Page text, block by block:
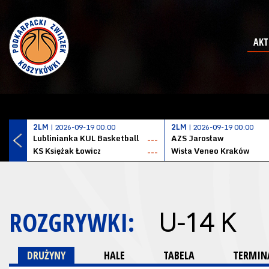
2LM | 2026-09-19 00:00
Lublinianka KUL Basketball
---
KS Księżak Łowicz
---
2LM | 2026-09-19 00:00
AZS Jarosław
Wisła Veneo Kraków
ROZGRYWKI: U-14 K
DRUŻYNY HALE TABELA